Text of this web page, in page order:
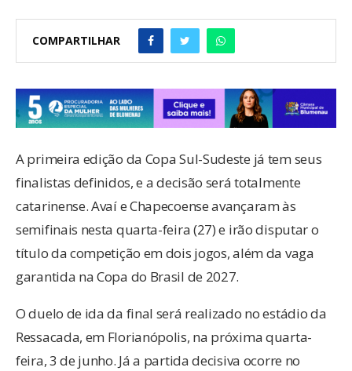
COMPARTILHAR
A primeira edição da Copa Sul-Sudeste já tem seus
finalistas definidos, e a decisão será totalmente
catarinense. Avaí e Chapecoense avançaram às
semifinais nesta quarta-feira (27) e irão disputar o
título da competição em dois jogos, além da vaga
garantida na Copa do Brasil de 2027.
O duelo de ida da final será realizado no estádio da
Ressacada, em Florianópolis, na próxima quarta-
feira, 3 de junho. Já a partida decisiva ocorre no